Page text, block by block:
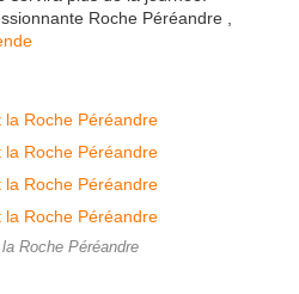
Roche Péréandre ,
Roche Péréandre